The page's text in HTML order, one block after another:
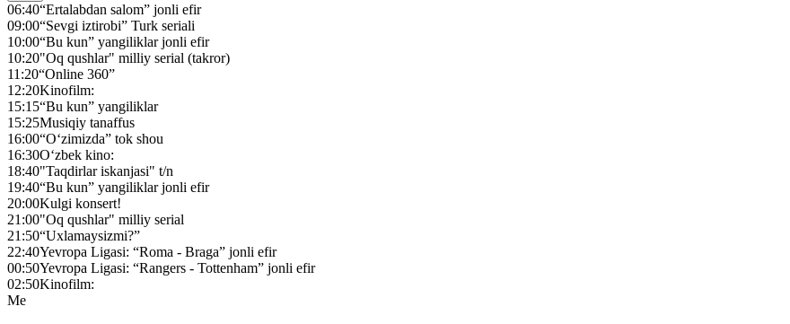
06:40“Ertalabdan salom” jonli efir
09:00“Sevgi iztirobi” Turk seriali
10:00“Bu kun” yangiliklar jonli efir
10:20"Oq qushlar" milliy serial (takror)
11:20“Online 360”
12:20Kinofilm:
15:15“Bu kun” yangiliklar
15:25Musiqiy tanaffus
16:00“O‘zimizda” tok shou
16:30O‘zbek kino:
18:40"Taqdirlar iskanjasi" t/n
19:40“Bu kun” yangiliklar jonli efir
20:00Kulgi konsert!
21:00"Oq qushlar" milliy serial
21:50“Uxlamaysizmi?”
22:40Yevropa Ligasi: “Roma - Braga” jonli efir
00:50Yevropa Ligasi: “Rangers - Tottenham” jonli efir
02:50Kinofilm:
Me